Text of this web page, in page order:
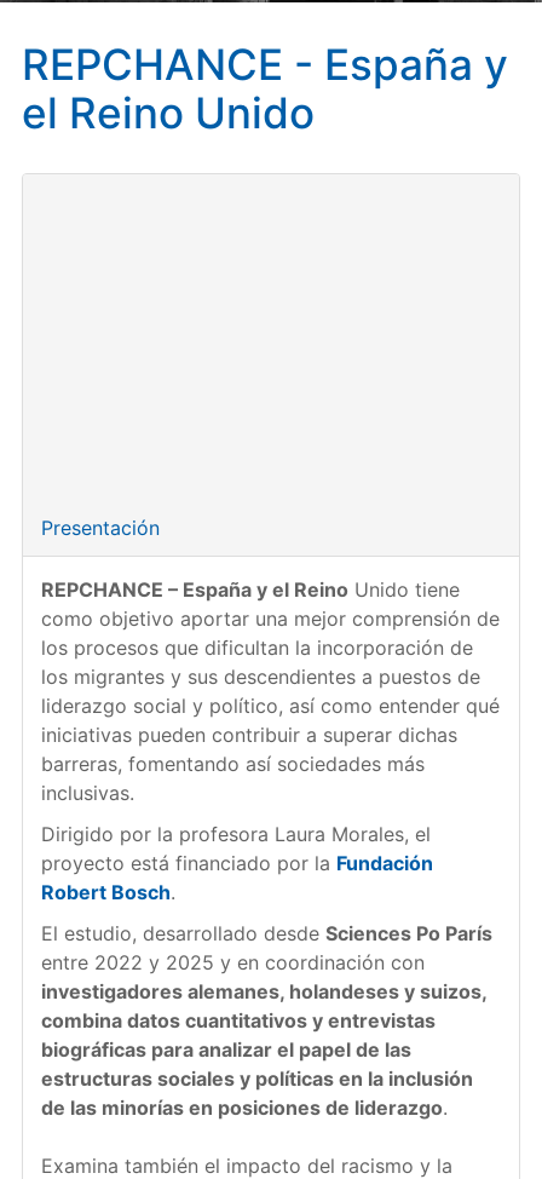
REPCHANCE - España y
el Reino Unido
Presentación
REPCHANCE – España y el Reino Unido tiene
como objetivo aportar una mejor comprensión de
los procesos que dificultan la incorporación de
los migrantes y sus descendientes a puestos de
liderazgo social y político, así como entender qué
iniciativas pueden contribuir a superar dichas
barreras, fomentando así sociedades más
inclusivas.
Dirigido por la profesora Laura Morales, el
proyecto está financiado por la Fundación
Robert Bosch.
El estudio, desarrollado desde Sciences Po París
entre 2022 y 2025 y en coordinación con
investigadores alemanes, holandeses y suizos,
combina datos cuantitativos y entrevistas
biográficas para analizar el papel de las
estructuras sociales y políticas en la inclusión
de las minorías en posiciones de liderazgo.
Examina también el impacto del racismo y la